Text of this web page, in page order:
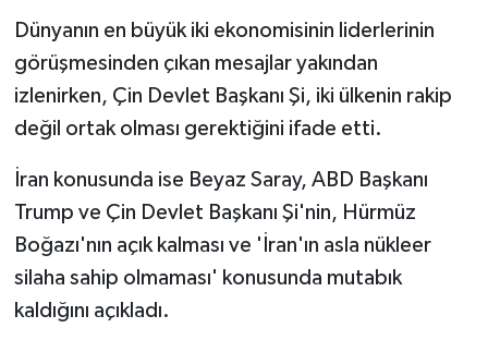
Dünyanın en büyük iki ekonomisinin liderlerinin
görüşmesinden çıkan mesajlar yakından
izlenirken, Çin Devlet Başkanı Şi, iki ülkenin rakip
değil ortak olması gerektiğini ifade etti.
İran konusunda ise Beyaz Saray, ABD Başkanı
Trump ve Çin Devlet Başkanı Şi'nin, Hürmüz
Boğazı'nın açık kalması ve 'İran'ın asla nükleer
silaha sahip olmaması' konusunda mutabık
kaldığını açıkladı.